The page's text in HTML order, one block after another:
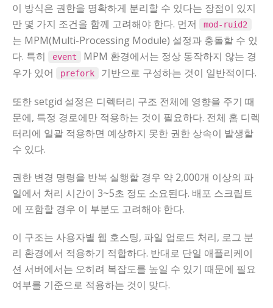
이 방식은 권한을 명확하게 분리할 수 있다는 장점이 있지
만 몇 가지 조건을 함께 고려해야 한다. 먼저
mod-ruid2
는 MPM(Multi-Processing Module) 설정과 충돌할 수 있
다. 특히
event
MPM 환경에서는 정상 동작하지 않는 경
우가 있어
prefork 기반으로 구성하는 것이 일반적이다.
또한 setgid 설정은 디렉터리 구조 전체에 영향을 주기 때
문에, 특정 경로에만 적용하는 것이 필요하다. 전체 홈 디렉
터리에 일괄 적용하면 예상하지 못한 권한 상속이 발생할
수 있다.
권한 변경 명령을 반복 실행할 경우 약 2,000개 이상의 파
일에서 처리 시간이 3~5초 정도 소요된다. 배포 스크립트
에 포함할 경우 이 부분도 고려해야 한다.
이 구조는 사용자별 웹 호스팅, 파일 업로드 처리, 로그 분
리 환경에서 적용하기 적합하다. 반대로 단일 애플리케이
션 서버에서는 오히려 복잡도를 높일 수 있기 때문에 필요
여부를 기준으로 적용하는 것이 맞다.